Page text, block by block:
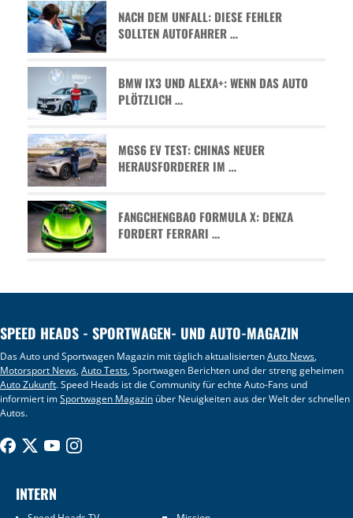
NACH DEM UNFALL: DIESE FEHLER
SOLLTEN AUTOFAHRER …
BMW IX3 UND ALEXA+: WENN DAS AUTO
PLÖTZLICH …
MGS6 EV TEST: CHINAS NEUER
HERAUSFORDERER IM …
FANGCHENGBAO FORMULA X: DENZA
FORDERT FERRARI …
SPEED HEADS - SPORTWAGEN- UND AUTO-MAGAZIN
Das Auto und Sportwagen Magazin mit täglich aktualisiertenAuto News,
Motorsport News,Auto Tests, Sportwagen Berichten und der streng geheimen
Auto Zukunft. Speed Heads ist die Community für echte Auto-Fans und
informiert imSportwagen Magazin über Neuigkeiten aus der Welt der schnellen
Autos.
INTERN